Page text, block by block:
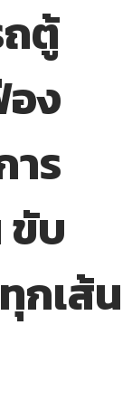
ตู้
ง
ร
ขับ
กเส้น